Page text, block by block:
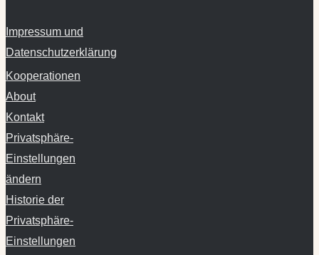
Impressum und
Datenschutzerklärung
Kooperationen
About
Kontakt
Privatsphäre-
Einstellungen
ändern
Historie der
Privatsphäre-
Einstellungen